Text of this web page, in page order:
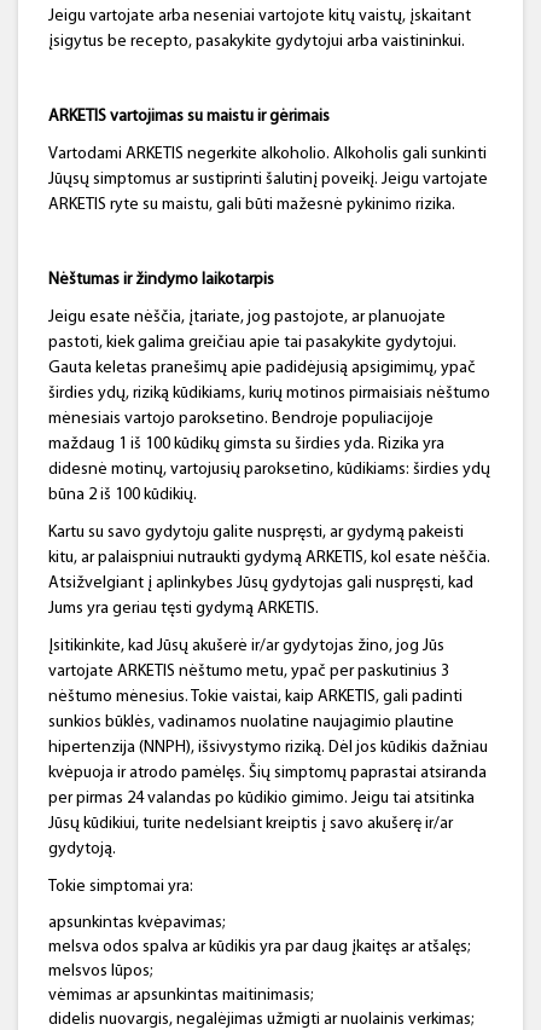
Jeigu vartojate arba neseniai vartojote kitų vaistų, įskaitant
įsigytus be recepto, pasakykite gydytojui arba vaistininkui.
ARKETIS vartojimas su maistu ir gėrimais
Vartodami ARKETIS negerkite alkoholio. Alkoholis gali sunkinti
Jūųsų simptomus ar sustiprinti šalutinį poveikį. Jeigu vartojate
ARKETIS ryte su maistu, gali būti mažesnė pykinimo rizika.
Nėštumas ir žindymo laikotarpis
Jeigu esate nėščia, įtariate, jog pastojote, ar planuojate
pastoti, kiek galima greičiau apie tai pasakykite gydytojui.
Gauta keletas pranešimų apie padidėjusią apsigimimų, ypač
širdies ydų, riziką kūdikiams, kurių motinos pirmaisiais nėštumo
mėnesiais vartojo paroksetino. Bendroje populiacijoje
maždaug 1 iš 100 kūdikų gimsta su širdies yda. Rizika yra
didesnė motinų, vartojusių paroksetino, kūdikiams: širdies ydų
būna 2 iš 100 kūdikių.
Kartu su savo gydytoju galite nuspręsti, ar gydymą pakeisti
kitu, ar palaispniui nutraukti gydymą ARKETIS, kol esate nėščia.
Atsižvelgiant į aplinkybes Jūsų gydytojas gali nuspręsti, kad
Jums yra geriau tęsti gydymą ARKETIS.
Įsitikinkite, kad Jūsų akušerė ir/ar gydytojas žino, jog Jūs
vartojate ARKETIS nėštumo metu, ypač per paskutinius 3
nėštumo mėnesius. Tokie vaistai, kaip ARKETIS, gali padinti
sunkios būklės, vadinamos nuolatine naujagimio plautine
hipertenzija (NNPH), išsivystymo riziką. Dėl jos kūdikis dažniau
kvėpuoja ir atrodo pamėlęs. Šių simptomų paprastai atsiranda
per pirmas 24 valandas po kūdikio gimimo. Jeigu tai atsitinka
Jūsų kūdikiui, turite nedelsiant kreiptis į savo akušerę ir/ar
gydytoją.
Tokie simptomai yra:
apsunkintas kvėpavimas;
melsva odos spalva ar kūdikis yra par daug įkaitęs ar atšalęs;
melsvos lūpos;
vėmimas ar apsunkintas maitinimasis;
didelis nuovargis, negalėjimas užmigti ar nuolainis verkimas;